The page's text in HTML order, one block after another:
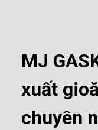
MJ
xuất
chuyên